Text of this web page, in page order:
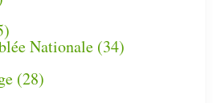
Nationale (34)
(28)